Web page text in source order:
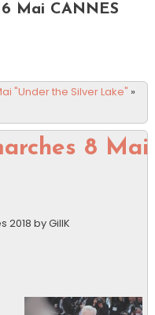
Mai CANNES
"Under the Silver Lake" »
8 Mai
by GillK